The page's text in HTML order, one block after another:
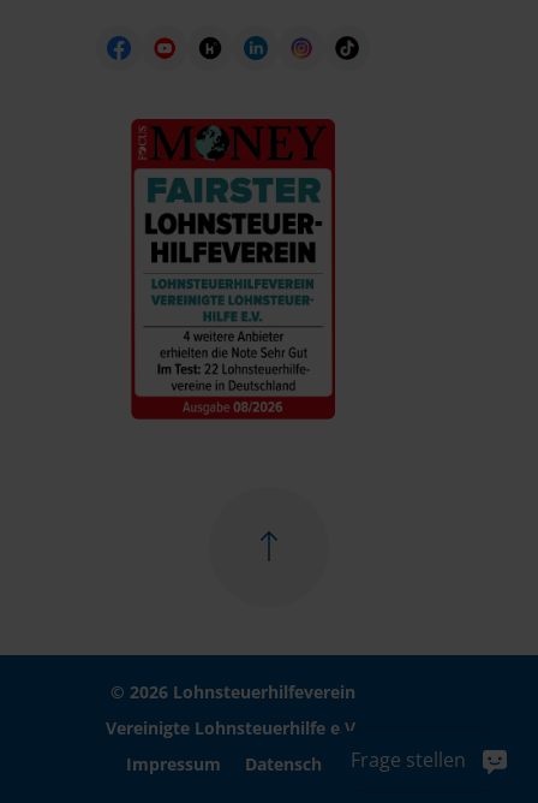
© 2026 Lohnsteuerhilfeverein
Vereinigte Lohnsteuerhilfe e.V.
Impressum
Datenschutz Frage stellen